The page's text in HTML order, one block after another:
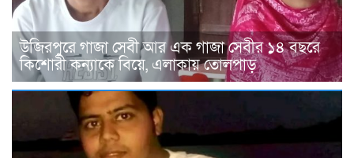
উজিরপুরে গাজা সেবী আর এক গাজা সেবীর ১৪ বছরে
কিশোরী কন্যাকে বিয়ে, এলাকায় তোলপাড়